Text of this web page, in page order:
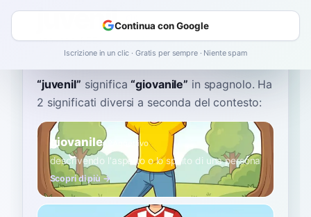
juvenil
hoo-beh-NEEL xuβeˈnil
“juvenil” significa “giovanile” in spagnolo. Ha
2 significati diversi a seconda del contesto:
giovanileA2 Aggettivo
descrivendo l'aspetto o lo spirito di una persona
Scopri di più →
Continua con Google
Iscrizione in un clic · Gratis per sempre · Niente spam